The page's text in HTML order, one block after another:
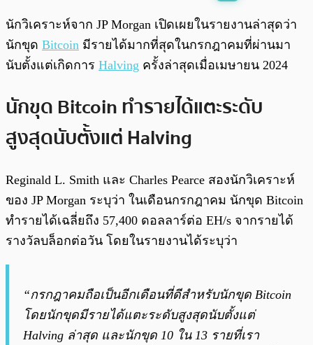
พร้อมเล่น /
นักวิเคราะห์จาก JP Morgan เปิดเผยในรายงานล่าสุดว่า
นักขุด Bitcoin มีรายได้มากที่สุดในกรกฎาคมที่ผ่านมา
นับตั้งแต่เกิดการ Halving ครั้งล่าสุดเมื่อเมษายน 2024
นักขุด Bitcoin ทำรายได้แตะระดับ
สูงสุดนับตั้งแต่ Halving
Reginald L. Smith และ Charles Pearce สองนักวิเคราะห์
ของ JP Morgan ระบุว่า ในเดือนกรกฎาคม นักขุด Bitcoin
ทำรายได้เฉลี่ยถึง 57,400 ดอลลาร์ต่อ EH/s จากรายได้
รางวัลบล็อกต่อวัน โดยในรายงานได้ระบุว่า
“กรกฎาคมถือเป็นอีกเดือนที่ดีสำหรับนักขุด Bitcoin
โดยนักขุดมีรายได้แตะระดับสูงสุดนับตั้งแต่
Halving ล่าสุด และนักขุด 10 ใน 13 รายที่เรา